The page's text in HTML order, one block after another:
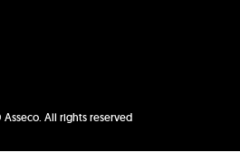
All rights reserved